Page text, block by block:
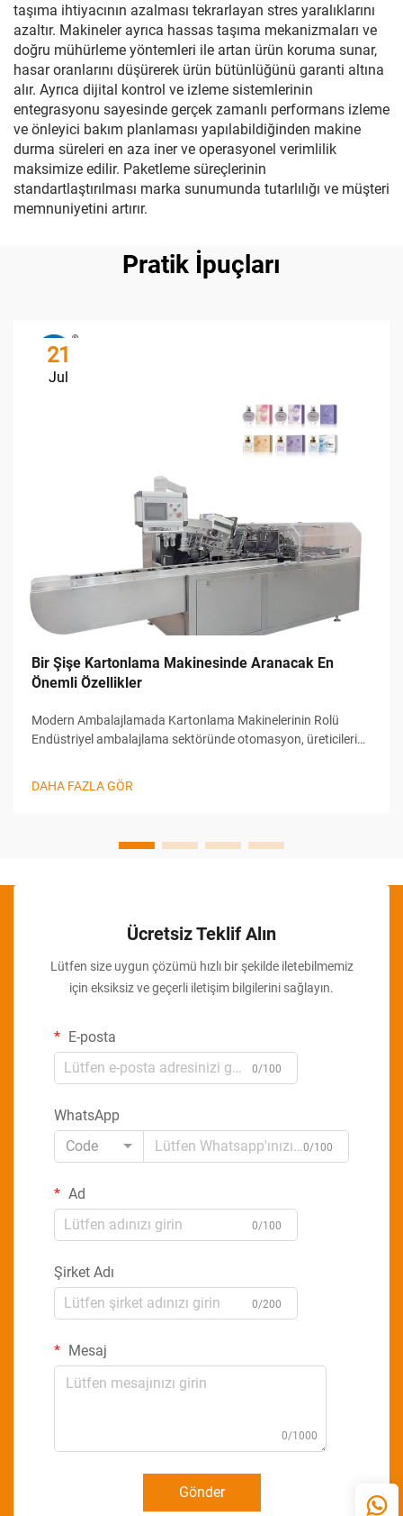
taşıma ihtiyacının azalması tekrarlayan stres yaralıklarını
azaltır. Makineler ayrıca hassas taşıma mekanizmaları ve
doğru mühürleme yöntemleri ile artan ürün koruma sunar,
hasar oranlarını düşürerek ürün bütünlüğünü garanti altına
alır. Ayrıca dijital kontrol ve izleme sistemlerinin
entegrasyonu sayesinde gerçek zamanlı performans izleme
ve önleyici bakım planlaması yapılabildiğinden makine
durma süreleri en aza iner ve operasyonel verimlilik
maksimize edilir. Paketleme süreçlerinin
standartlaştırılması marka sunumunda tutarlılığı ve müşteri
memnuniyetini artırır.
Pratik İpuçları
21
Jul
Bir Şişe Kartonlama Makinesinde Aranacak En
Önemli Özellikler
Modern Ambalajlamada Kartonlama Makinelerinin Rolü
Endüstriyel ambalajlama sektöründe otomasyon, üreticilerin
dönüştüren bir yenilikçidir. Bu inovasyonlar arasında Şişe
DAHA FAZLA GÖR
Ücretsiz Teklif Alın
Lütfen size uygun çözümü hızlı bir şekilde iletebilmemiz
için eksiksiz ve geçerli iletişim bilgilerini sağlayın.
E-posta
0/100
WhatsApp
Code
0/100
Ad
0/100
Şirket Adı
0/200
Mesaj
0/1000
Gönder